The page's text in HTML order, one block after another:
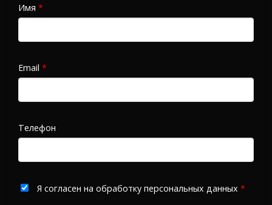
Имя *
Email *
Телефон
Я согласен на обработку персональных данных *